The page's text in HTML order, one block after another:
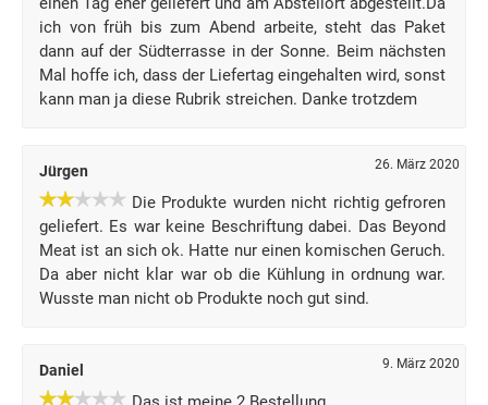
ich von früh bis zum Abend arbeite, steht das Paket
dann auf der Südterrasse in der Sonne. Beim nächsten
Mal hoffe ich, dass der Liefertag eingehalten wird, sonst
kann man ja diese Rubrik streichen. Danke trotzdem
Jürgen 26. März 2020
Die Produkte wurden nicht richtig gefroren
geliefert. Es war keine Beschriftung dabei. Das Beyond
Meat ist an sich ok. Hatte nur einen komischen Geruch.
Da aber nicht klar war ob die Kühlung in ordnung war.
Wusste man nicht ob Produkte noch gut sind.
Daniel 9. März 2020